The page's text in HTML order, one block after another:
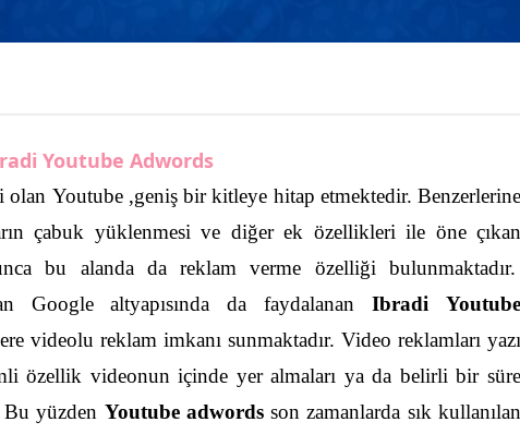
Youtube Adwords
Youtube ,geniş bir kitleye hitap etmektedir. Benzerlerine
çabuk yüklenmesi ve diğer ek özellikleri ile öne çıkan
bu alanda da reklam verme özelliği bulunmaktadır.
Google altyapısında da faydalananIbradi Youtube
videolu reklam imkanı sunmaktadır. Video reklamları yazı
özellik videonun içinde yer almaları ya da belirli bir süre
Bu yüzden Youtube adwordsson zamanlarda sık kullanılan